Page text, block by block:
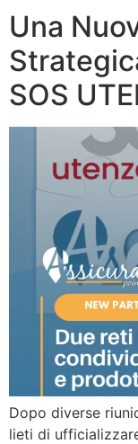
Una
SOS
Dopo diverse
lieti di